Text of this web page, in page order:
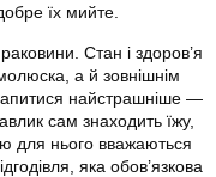
їх мийте.
Стан і здоров’я
а й зовнішнім
найстрашніше —
сам знаходить їжу,
для нього вважаються
яка обов’язкова